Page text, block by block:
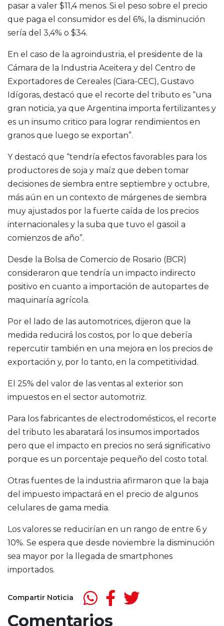
pasar a valer $11,4 menos. Si el peso sobre el precio
que paga el consumidor es del 6%, la disminución
sería del 3,4% o $34.
En el caso de la agroindustria, el presidente de la
Cámara de la Industria Aceitera y del Centro de
Exportadores de Cereales (Ciara-CEC), Gustavo
Idígoras, destacó que el recorte del tributo es “una
gran noticia, ya que Argentina importa fertilizantes y
es un insumo critico para lograr rendimientos en
granos que luego se exportan”.
Y destacó que “tendría efectos favorables para los
productores de soja y maíz que deben tomar
decisiones de siembra entre septiembre y octubre,
más aún en un contexto de márgenes de siembra
muy ajustados por la fuerte caída de los precios
internacionales y la suba que tuvo el gasoil a
comienzos de año”.
Desde la Bolsa de Comercio de Rosario (BCR)
consideraron que tendría un impacto indirecto
positivo en cuanto a importación de autopartes de
maquinaría agrícola.
Por el lado de las automotrices, dijeron que la
medida reducirá los costos, por lo que debería
repercutir también en una mejora en los precios de
exportación y, por lo tanto, en la competitividad.
El 25% del valor de las ventas al exterior son
impuestos en el sector automotriz.
Para los fabricantes de electrodomésticos, el recorte
del tributo les abaratará los insumos importados
pero que el impacto en precios no será significativo
porque es un porcentaje pequeño del costo total.
Otras fuentes de la industria afirmaron que la baja
del impuesto impactará en el precio de algunos
celulares de gama media.
Los valores se reducirían en un rango de entre 6 y
10%. Se espera que desde noviembre la disminución
sea mayor por la llegada de smartphones
importados.
Compartir Noticia
Comentarios